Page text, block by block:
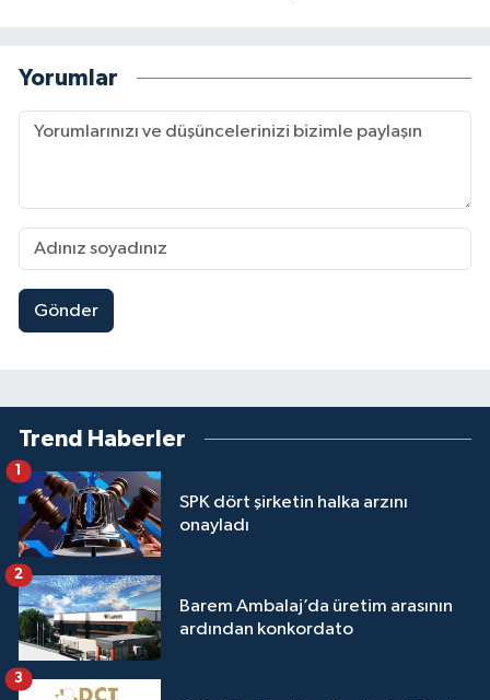
Yorumlar
Gönder
Trend Haberler
SPK dört şirketin halka arzını
onayladı
1
Barem Ambalaj’da üretim arasının
ardından konkordato
2
3